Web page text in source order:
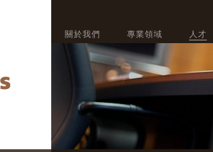
關於我們 專業領域 人才